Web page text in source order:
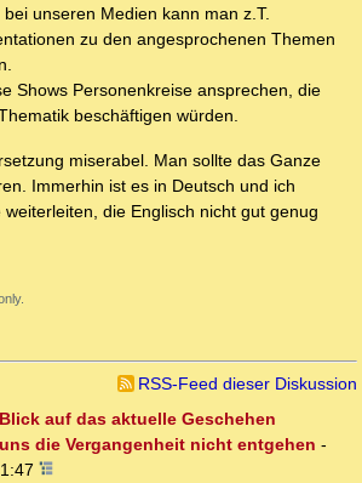
unseren Medien kann man z.T.
zu den angesprochenen Themen
Shows Personenkreise ansprechen, die
beschäftigen würden.
miserabel. Man sollte das Ganze
Immerhin ist es in Deutsch und ich
die Englisch nicht gut genug
RSS-Feed dieser Diskussion
auf das aktuelle Geschehen
die Vergangenheit nicht entgehen -